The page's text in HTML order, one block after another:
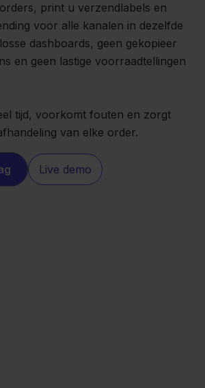
print u verzendlabels en
voor alle kanalen in dezelfde
dashboards, geen gekopieer
en geen lastige voorraadtellingen
tijd, voorkomt fouten en zorgt
van elke order.
Live demo